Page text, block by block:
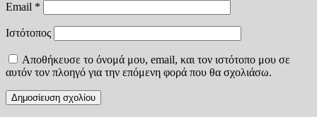
Email *
Ιστότοπος
Αποθήκευσε το όνομά μου, email, και τον ιστότοπο μου σε
αυτόν τον πλοηγό για την επόμενη φορά που θα σχολιάσω.